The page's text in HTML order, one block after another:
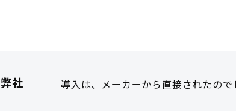
弊社 導入は、メーカーから直接されたので